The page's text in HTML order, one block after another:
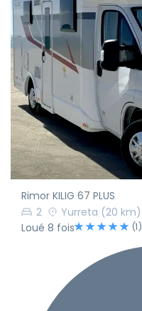
Rimor KILIG 67 PLUS
2
Yurreta (20 km)
Loué 8 fois
(1)